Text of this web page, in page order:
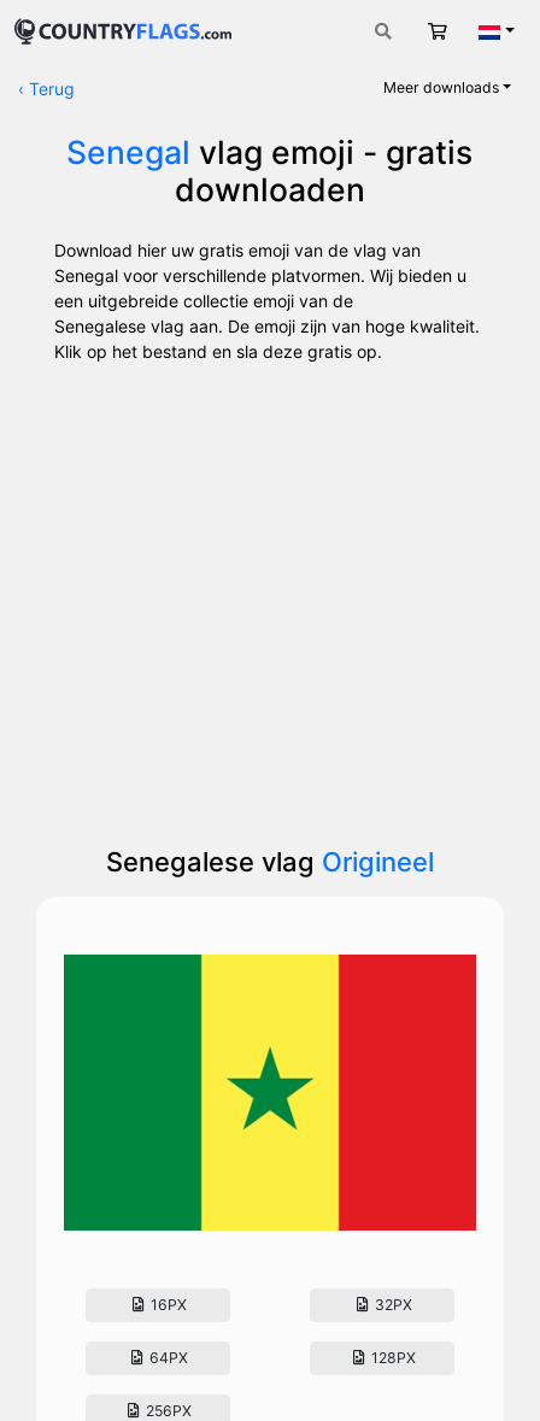
‹ Terug Meer downloads
Senegal vlag emoji - gratis
downloaden
Download hier uw gratis emoji van de vlag van
Senegal voor verschillende platvormen. Wij bieden u
een uitgebreide collectie emoji van de
Senegalese vlag aan. De emoji zijn van hoge kwaliteit.
Klik op het bestand en sla deze gratis op.
Senegalese vlag Origineel
16PX 32PX
64PX 128PX
256PX